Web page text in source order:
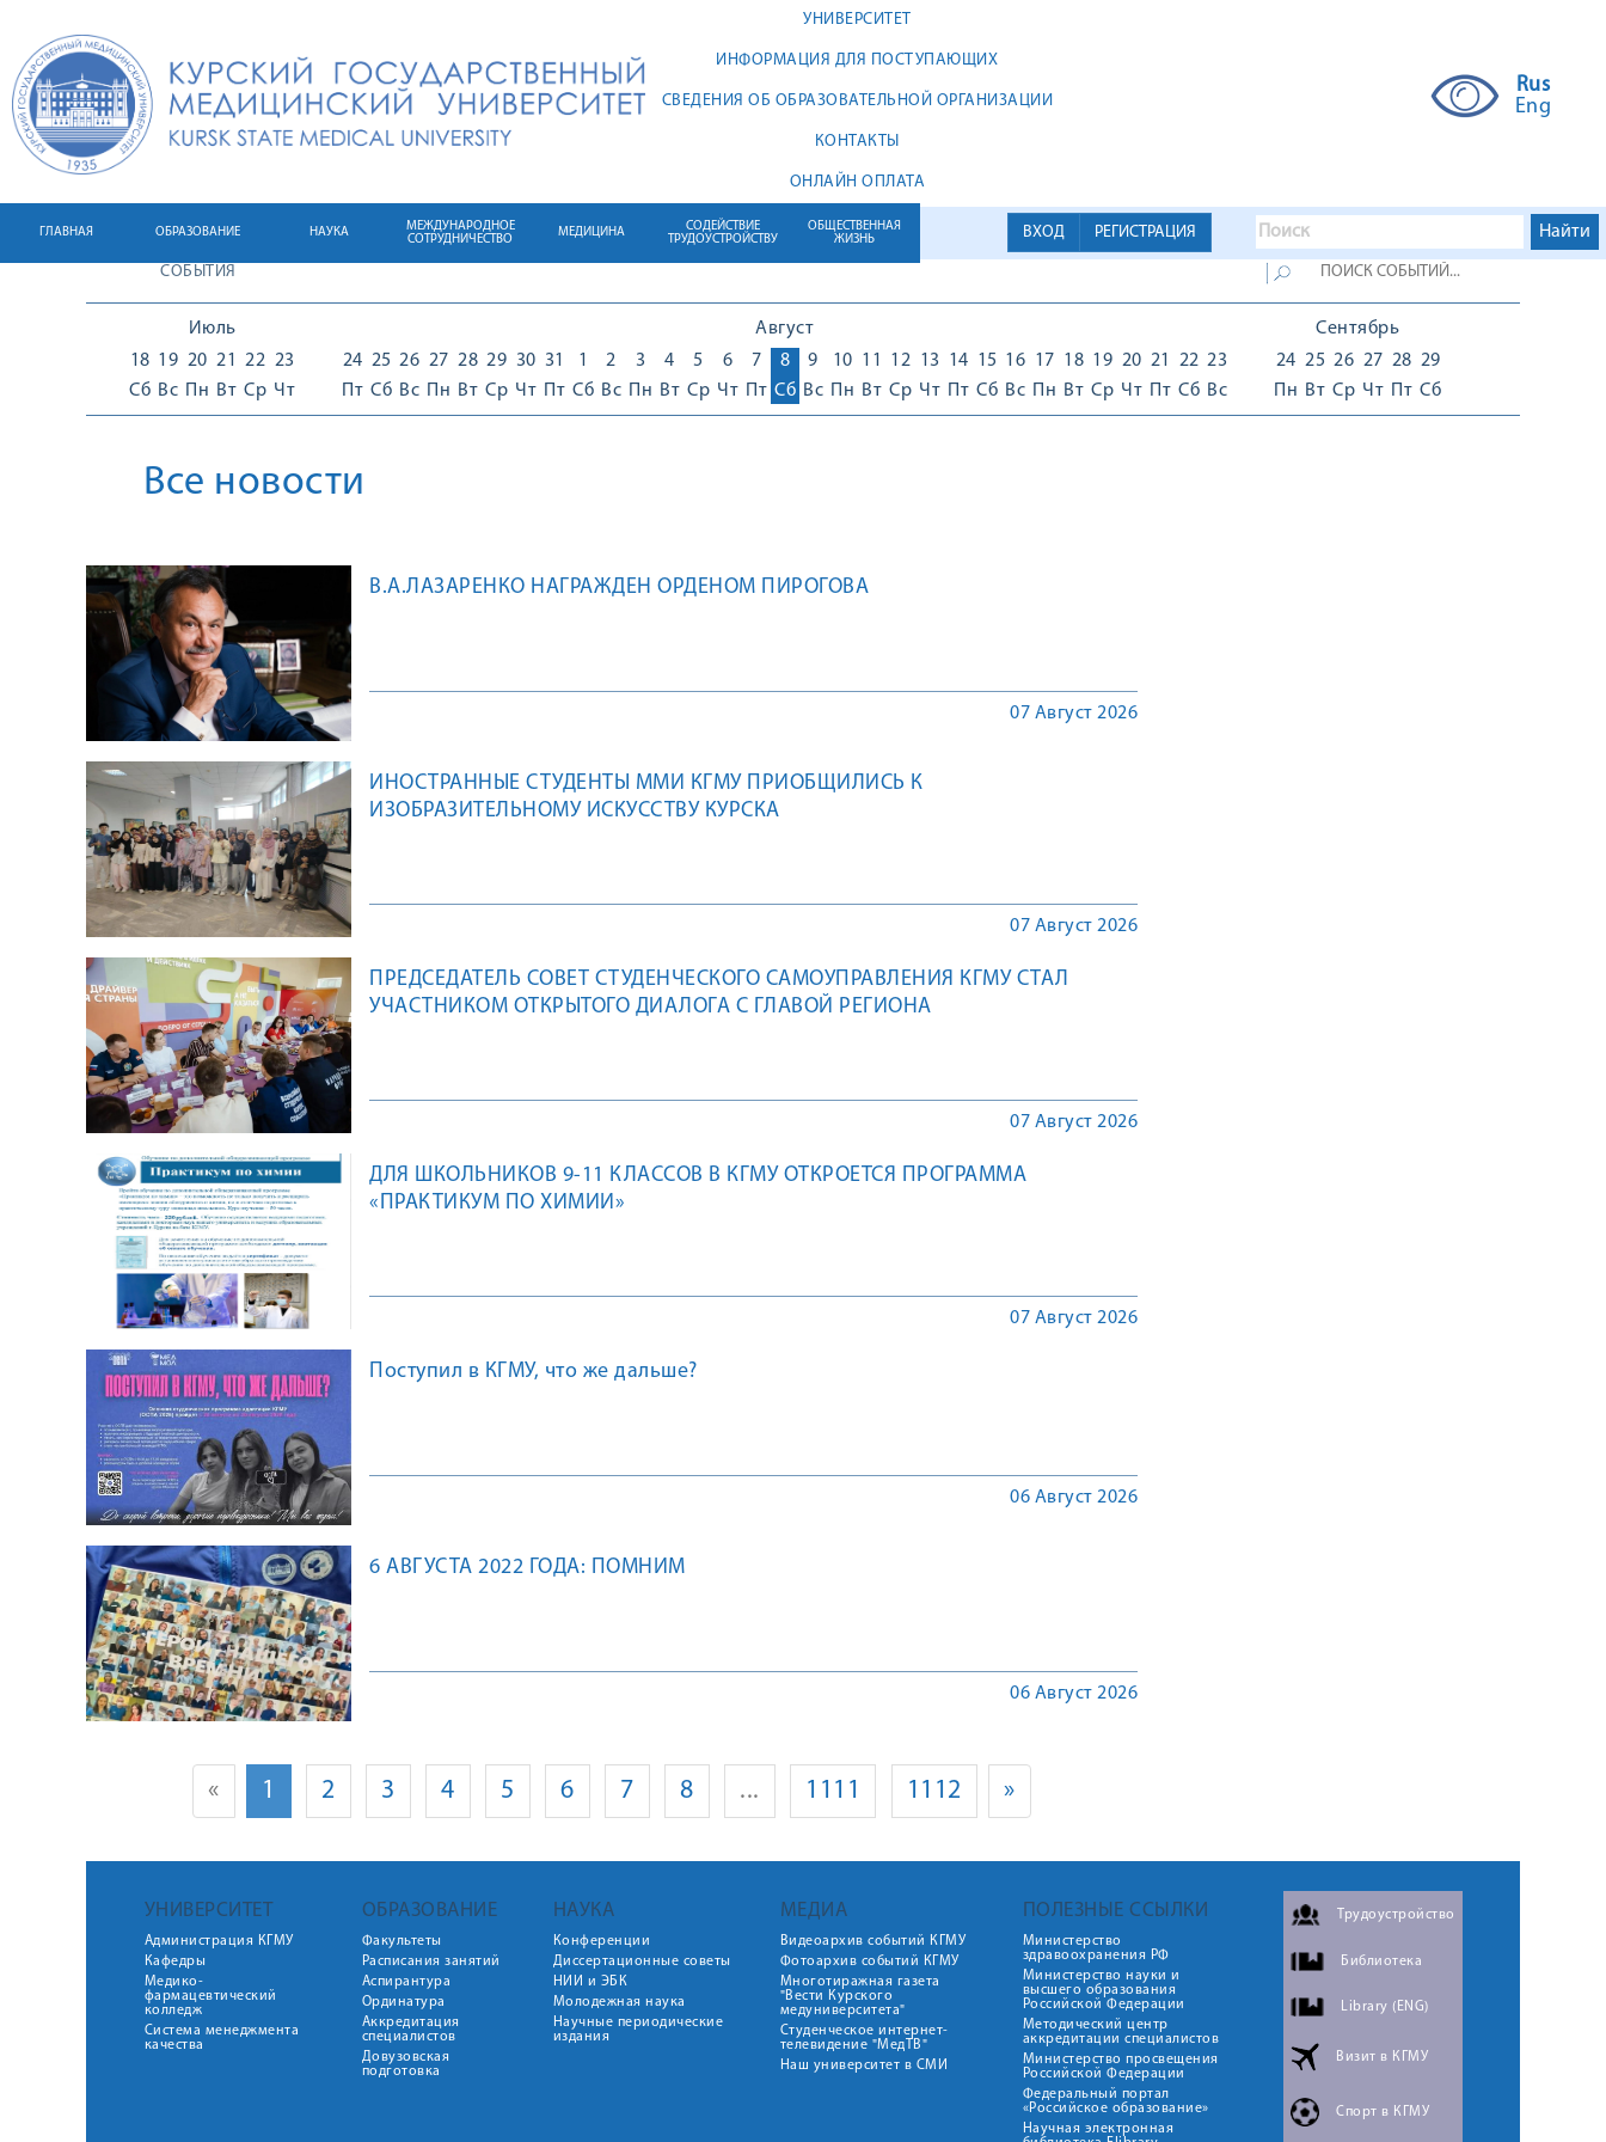
УНИВЕРСИТЕТ
ИНФОРМАЦИЯ ДЛЯ ПОСТУПАЮЩИХ
СВЕДЕНИЯ ОБ ОБРАЗОВАТЕЛЬНОЙ ОРГАНИЗАЦИИ
КОНТАКТЫ
ОНЛАЙН ОПЛАТА
Rus
Eng
ВХОД РЕГИСТРАЦИЯ
ГЛАВНАЯ ОБРАЗОВАНИЕ НАУКА
МЕЖДУНАРОДНОЕ
СОТРУДНИЧЕСТВО
МЕДИЦИНА
СОДЕЙСТВИЕ
ТРУДОУСТРОЙСТВУ
ОБЩЕСТВЕННАЯ
ЖИЗНЬ
СОБЫТИЯ
Июль
18
Сб
19
Вс
20
Пн
21
Вт
22
Ср
23
Чт
Август
24
Пт
25
Сб
26
Вс
27
Пн
28
Вт
29
Ср
30
Чт
31
Пт
1
Сб
2
Вс
3
Пн
4
Вт
5
Ср
6
Чт
7
Пт
8
Сб
9
Вс
10
Пн
11
Вт
12
Ср
13
Чт
14
Пт
15
Сб
16
Вс
17
Пн
18
Вт
19
Ср
20
Чт
21
Пт
22
Сб
23
Вс
Сентябрь
24
Пн
25
Вт
26
Ср
27
Чт
28
Пт
29
Сб
Все новости
В.А.ЛАЗАРЕНКО НАГРАЖДЕН ОРДЕНОМ ПИРОГОВА
07 Август 2026
ИНОСТРАННЫЕ СТУДЕНТЫ ММИ КГМУ ПРИОБЩИЛИСЬ К
ИЗОБРАЗИТЕЛЬНОМУ ИСКУССТВУ КУРСКА
07 Август 2026
ПРЕДСЕДАТЕЛЬ СОВЕТ СТУДЕНЧЕСКОГО САМОУПРАВЛЕНИЯ КГМУ СТАЛ
УЧАСТНИКОМ ОТКРЫТОГО ДИАЛОГА С ГЛАВОЙ РЕГИОНА
07 Август 2026
ДЛЯ ШКОЛЬНИКОВ 9-11 КЛАССОВ В КГМУ ОТКРОЕТСЯ ПРОГРАММА
«ПРАКТИКУМ ПО ХИМИИ»
07 Август 2026
Поступил в КГМУ, что же дальше?
06 Август 2026
6 АВГУСТА 2022 ГОДА: ПОМНИМ
06 Август 2026
« 1 2 3 4 5 6 7 8 ... 1111 1112 »
УНИВЕРСИТЕТ
Администрация КГМУ
Кафедры
Медико-
фармацевтический
колледж
Система менеджмента
качества
ОБРАЗОВАНИЕ
Факультеты
Расписания занятий
Аспирантура
Ординатура
Аккредитация
специалистов
Довузовская
подготовка
НАУКА
Конференции
Диссертационные советы
НИИ и ЭБК
Молодежная наука
Научные периодические
издания
МЕДИА
Видеоархив событий КГМУ
Фотоархив событий КГМУ
Многотиражная газета
"Вести Курского
медуниверситета"
Студенческое интернет-
телевидение "МедТВ"
Наш университет в СМИ
ПОЛЕЗНЫЕ ССЫЛКИ
Министерство
здравоохранения РФ
Министерство науки и
высшего образования
Российской Федерации
Методический центр
аккредитации специалистов
Министерство просвещения
Российской Федерации
Федеральный портал
«Российское образование»
Научная электронная
Трудоустройство
Библиотека
Library (ENG)
Визит в КГМУ
Спорт в КГМУ